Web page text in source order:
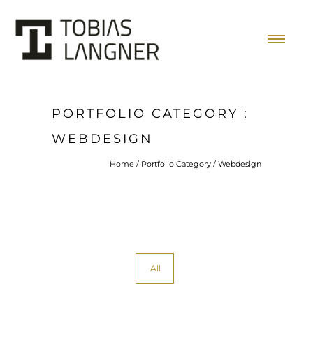
PORTFOLIO CATEGORY :
WEBDESIGN
Home / Portfolio Category / Webdesign
All